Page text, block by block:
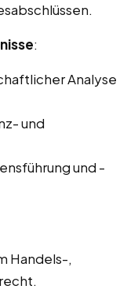
:
Analyse
und
und -
Handels-,